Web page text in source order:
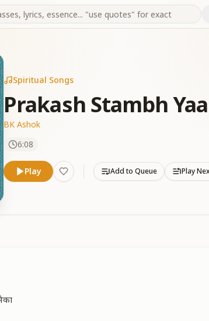
Spiritual Songs
Prakash Stambh
BK Ashok
6:08
Play Add to Queue Play